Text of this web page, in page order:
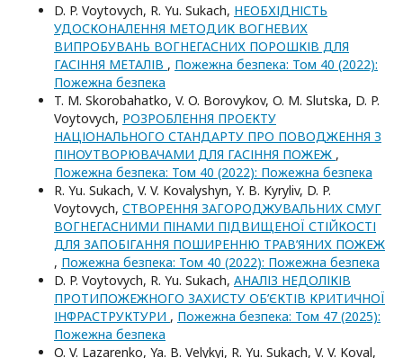
D. P. Voytovych, R. Yu. Sukach, НЕОБХІДНІСТЬ
УДОСКОНАЛЕННЯ МЕТОДИК ВОГНЕВИХ
ВИПРОБУВАНЬ ВОГНЕГАСНИХ ПОРОШКІВ ДЛЯ
ГАСІННЯ МЕТАЛІВ , Пожежна безпека: Том 40 (2022):
Пожежна безпека
T. M. Skorobahatko, V. O. Borovykov, O. M. Slutska, D. P.
Voytovych, РОЗРОБЛЕННЯ ПРОЕКТУ
НАЦІОНАЛЬНОГО СТАНДАРТУ ПРО ПОВОДЖЕННЯ З
ПІНОУТВОРЮВАЧАМИ ДЛЯ ГАСІННЯ ПОЖЕЖ ,
Пожежна безпека: Том 40 (2022): Пожежна безпека
R. Yu. Sukach, V. V. Kovalyshyn, Y. B. Kyryliv, D. P.
Voytovych, СТВОРЕННЯ ЗАГОРОДЖУВАЛЬНИХ СМУГ
ВОГНЕГАСНИМИ ПІНАМИ ПІДВИЩЕНОЇ СТІЙКОСТІ
ДЛЯ ЗАПОБІГАННЯ ПОШИРЕННЮ ТРАВ’ЯНИХ ПОЖЕЖ
, Пожежна безпека: Том 40 (2022): Пожежна безпека
D. P. Voytovych, R. Yu. Sukach, АНАЛІЗ НЕДОЛІКІВ
ПРОТИПОЖЕЖНОГО ЗАХИСТУ ОБ’ЄКТІВ КРИТИЧНОЇ
ІНФРАСТРУКТУРИ , Пожежна безпека: Том 47 (2025):
Пожежна безпека
O. V. Lazarenko, Ya. B. Velykyi, R. Yu. Sukach, V. V. Koval,